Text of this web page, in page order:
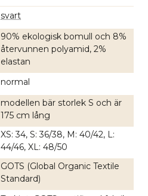
svart
90% ekologisk bomull och 8%
återvunnen polyamid, 2%
elastan
normal
modellen bär storlek S och är
175 cm lång
XS: 34, S: 36/38, M: 40/42, L:
44/46, XL: 48/50
GOTS (Global Organic Textile
Standard)